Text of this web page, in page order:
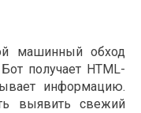
машинный обход
получает HTML-
информацию.
выявить свежий